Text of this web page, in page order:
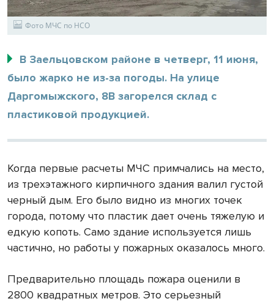
Фото МЧС по НСО
В Заельцовском районе в четверг, 11 июня,
было жарко не из-за погоды. На улице
Даргомыжского, 8В загорелся склад с
пластиковой продукцией.
Когда первые расчеты МЧС примчались на место,
из трехэтажного кирпичного здания валил густой
черный дым. Его было видно из многих точек
города, потому что пластик дает очень тяжелую и
едкую копоть. Само здание используется лишь
частично, но работы у пожарных оказалось много.
Предварительно площадь пожара оценили в
2800 квадратных метров. Это серьезный